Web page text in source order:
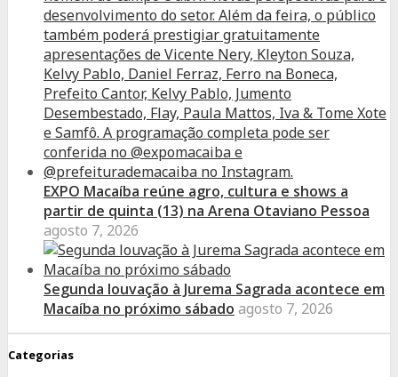
EXPO Macaíba reúne agro, cultura e shows a
partir de quinta (13) na Arena Otaviano Pessoa
agosto 7, 2026
Segunda louvação à Jurema Sagrada acontece em
Macaíba no próximo sábado agosto 7, 2026
Categorias